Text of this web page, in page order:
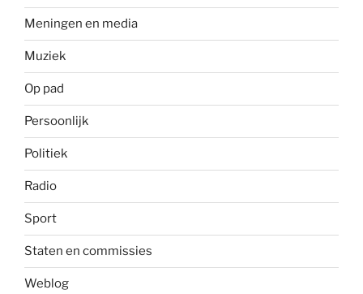
Meningen en media
Muziek
Op pad
Persoonlijk
Politiek
Radio
Sport
Staten en commissies
Weblog